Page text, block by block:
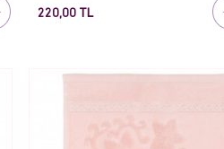
220,00 TL